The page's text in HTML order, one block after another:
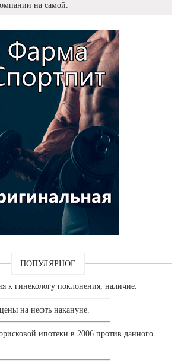
на самой.
ПОПУЛЯРНОЕ
к гинекологу поклонения, наличие.
на нефть накануне.
ипотеки в 2006 против данного